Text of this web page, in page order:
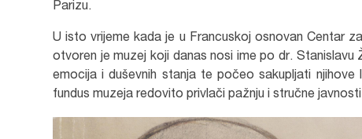
Parizu.
U isto vrijeme kada je u Francuskoj osnovan Centar
otvoren je muzej koji danas nosi ime po dr. Stanislavu
emocija i duševnih stanja te počeo sakupljati
fundus muzeja redovito privlači pažnju i stručne